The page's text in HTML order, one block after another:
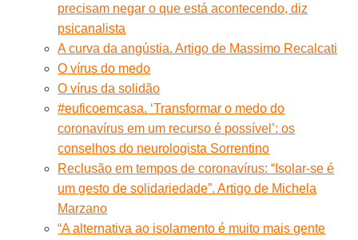
precisam negar o que está acontecendo, diz
psicanalista
A curva da angústia. Artigo de Massimo Recalcati
O vírus do medo
O vírus da solidão
#euficoemcasa. ‘Transformar o medo do
coronavírus em um recurso é possível’: os
conselhos do neurologista Sorrentino
Reclusão em tempos de coronavírus: “Isolar-se é
um gesto de solidariedade”. Artigo de Michela
Marzano
“A alternativa ao isolamento é muito mais gente